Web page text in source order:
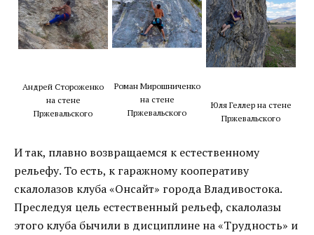
Андрей Стороженко
на стене
Пржевальского
Роман Мирошниченко
на стене
Пржевальского
Юля Геллер на стене
Пржевальского
И так, плавно возвращаемся к естественному
рельефу. То есть, к гаражному кооперативу
скалолазов клуба «Онсайт» города Владивостока.
Преследуя цель естественный рельеф, скалолазы
этого клуба бычили в дисциплине на «Трудность» и